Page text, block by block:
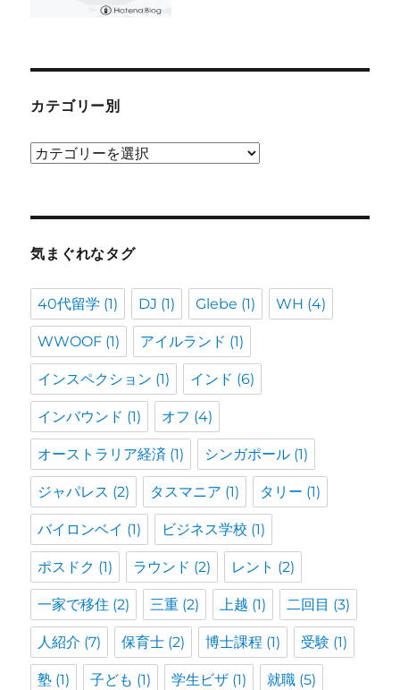
カテゴリー別
カ
ー
気まぐれなタグ
40代留学 (1) DJ (1) Glebe (1) WH (4)
WWOOF (1) アイルランド (1)
インスペクション (1) インド (6)
インバウンド (1) オフ (4)
オーストラリア経済 (1) シンガポール (1)
ジャパレス (2) タスマニア (1) タリー (1)
バイロンベイ (1) ビジネス学校 (1)
ポスドク (1) ラウンド (2) レント (2)
一家で移住 (2) 三重 (2) 上越 (1) 二回目 (3)
人紹介 (7) 保育士 (2) 博士課程 (1) 受験 (1)
塾 (1) 子ども (1) 学生ビザ (1) 就職 (5)